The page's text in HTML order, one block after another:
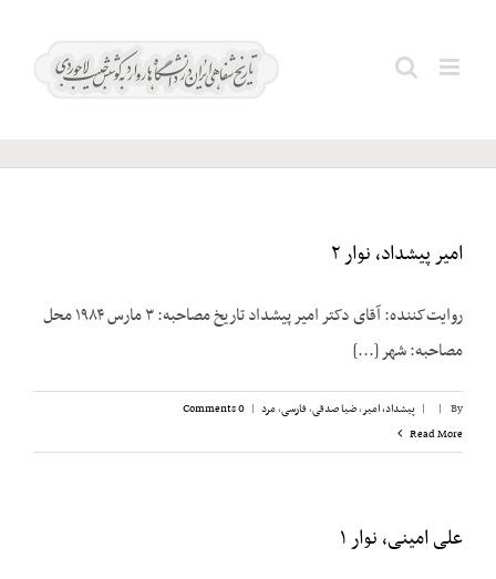
نریمان؛
امیر پیشداد، نوار ۲
روایت‌کننده: آقای دکتر امیر پیشداد تاریخ مصاحبه: ۳ مارس ۱۹۸۴ محل
مصاحبه: شهر [...]
By
|
| پیشداد، امیر,ضیا صدقی,فارسی,مرد |
0 Comments
Read More
علی امینی، نوار ۱